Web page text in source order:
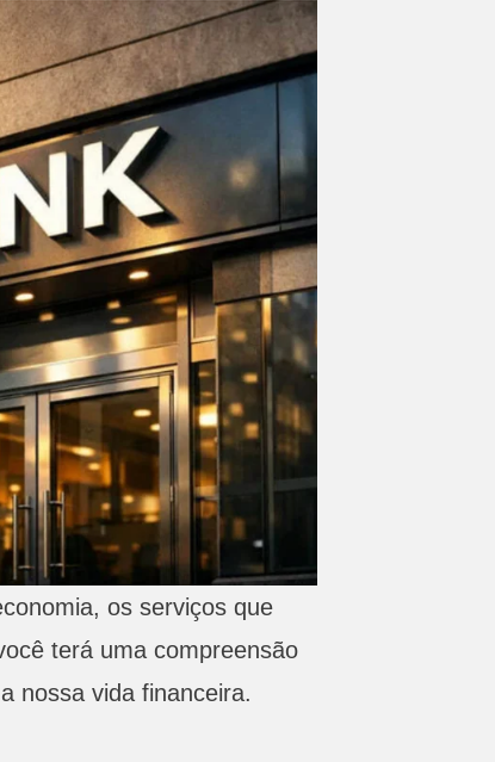
os serviços que
terá uma compreensão
nossa vida financeira.